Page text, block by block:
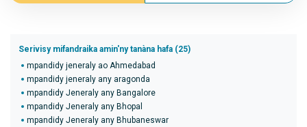
Serivisy mifandraika amin'ny tanàna hafa (25)
mpandidy jeneraly ao Ahmedabad
mpandidy jeneraly any aragonda
mpandidy Jeneraly any Bangalore
mpandidy Jeneraly any Bhopal
mpandidy Jeneraly any Bhubaneswar